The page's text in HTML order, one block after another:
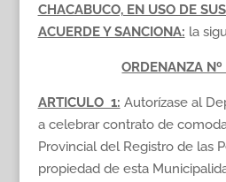
CHACABUCO, EN USO DE
ACUERDE Y SANCIONA: la
ORDENANZA
ARTICULO 1: Autorízase al
a celebrar contrato de
Provincial del Registro de las
propiedad de esta